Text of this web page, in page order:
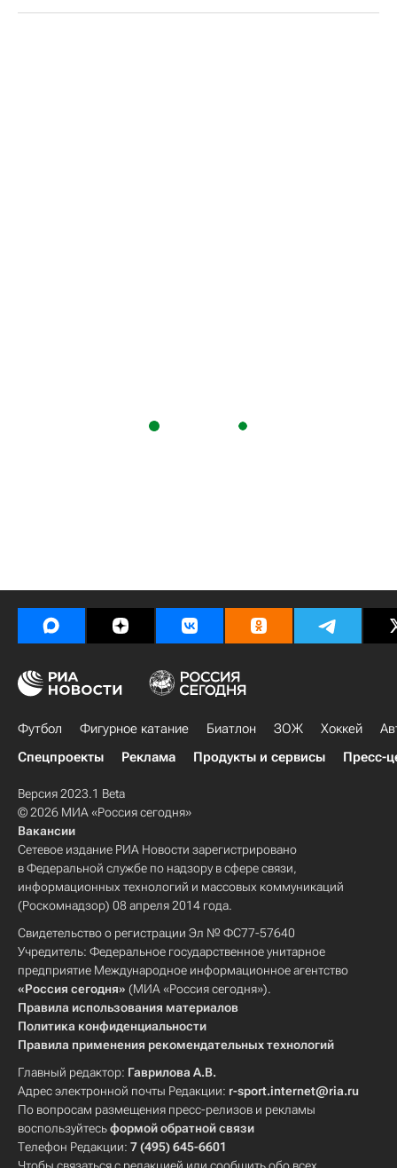
Футбол Фигурное катание Биатлон ЗОЖ Хоккей
Спецпроекты
Реклама Продукты и сервисы Пресс-
Версия 2023.1 Beta
© 2026 МИА «Россия сегодня»
Вакансии
Сетевое издание РИА Новости зарегистрировано
в Федеральной службе по надзору в сфере связи,
информационных технологий и массовых коммуникаций
(Роскомнадзор) 08 апреля 2014 года.
Свидетельство о регистрации Эл № ФС77-57640
Учредитель: Федеральное государственное унитарное
предприятие Международное информационное агентство
«Россия сегодня» (МИА «Россия сегодня»).
Правила использования материалов
Политика конфиденциальности
Правила применения рекомендательных технологий
Главный редактор: Гаврилова А.В.
Адрес электронной почты Редакции: r-sport.internet@ria.ru
По вопросам размещения пресс-релизов и рекламы
воспользуйтесьформой обратной связи
Телефон Редакции: 7 (495) 645-6601